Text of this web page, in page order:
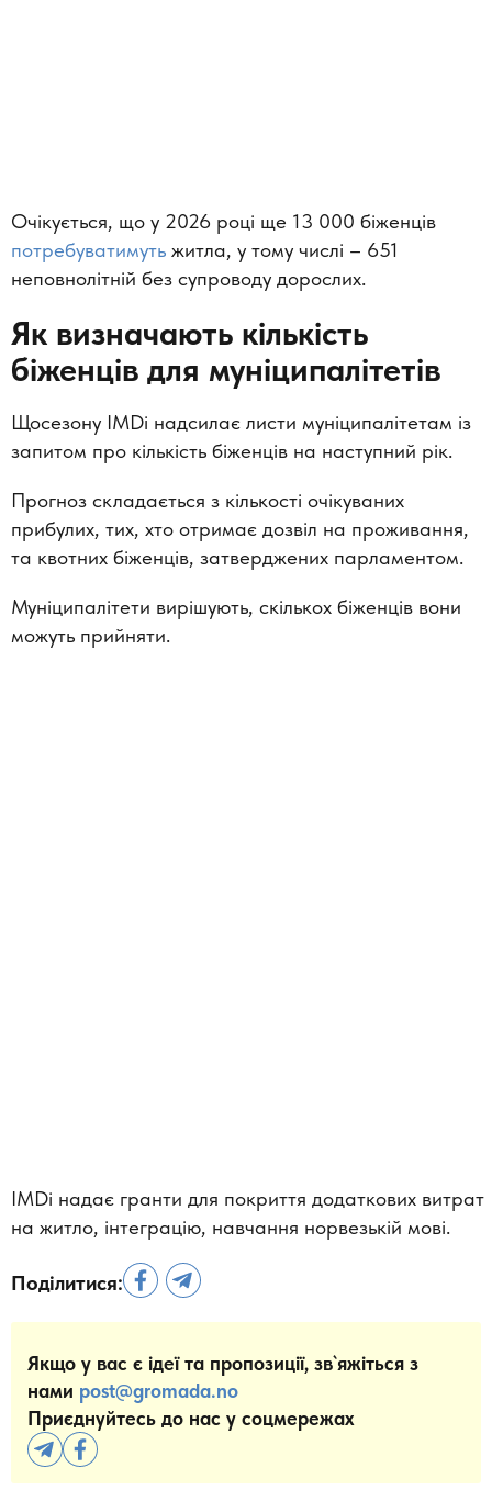
Очікується, що у 2026 році ще 13 000 біженців
потребуватимуть житла, у тому числі – 651
неповнолітній без супроводу дорослих.
Як визначають кількість
біженців для муніципалітетів
Щосезону IMDi надсилає листи муніципалітетам із
запитом про кількість біженців на наступний рік.
Прогноз складається з кількості очікуваних
прибулих, тих, хто отримає дозвіл на проживання,
та квотних біженців, затверджених парламентом.
Муніципалітети вирішують, скількох біженців вони
можуть прийняти.
IMDi надає гранти для покриття додаткових витрат
на житло, інтеграцію, навчання норвезькій мові.
Поділитися:
Якщо у вас є ідеї та пропозиції, зв`яжіться з
нами post@gromada.no
Приєднуйтесь до нас у соцмережах